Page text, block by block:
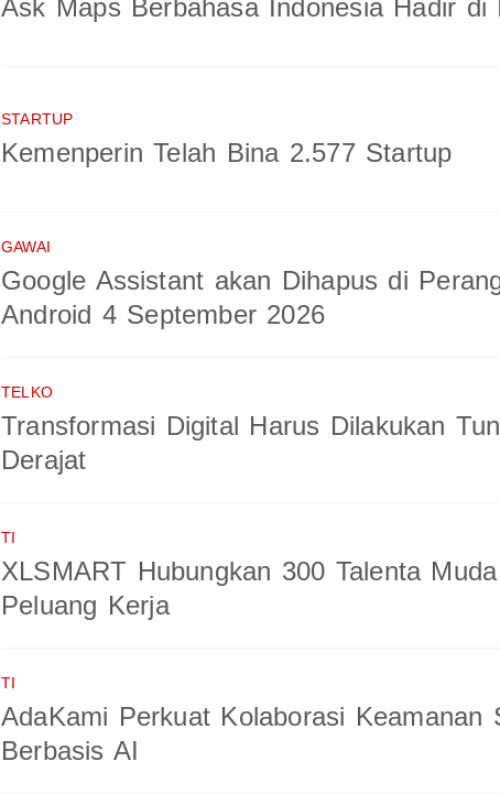
Ask Maps Berbahasa Indonesia Hadir di
STARTUP
Kemenperin Telah Bina 2.577 Startup
GAWAI
Google Assistant akan Dihapus di
Android 4 September 2026
TELKO
Transformasi Digital Harus Dilakukan
Derajat
TI
XLSMART Hubungkan 300 Talenta
Peluang Kerja
TI
AdaKami Perkuat Kolaborasi Keamanan
Berbasis AI